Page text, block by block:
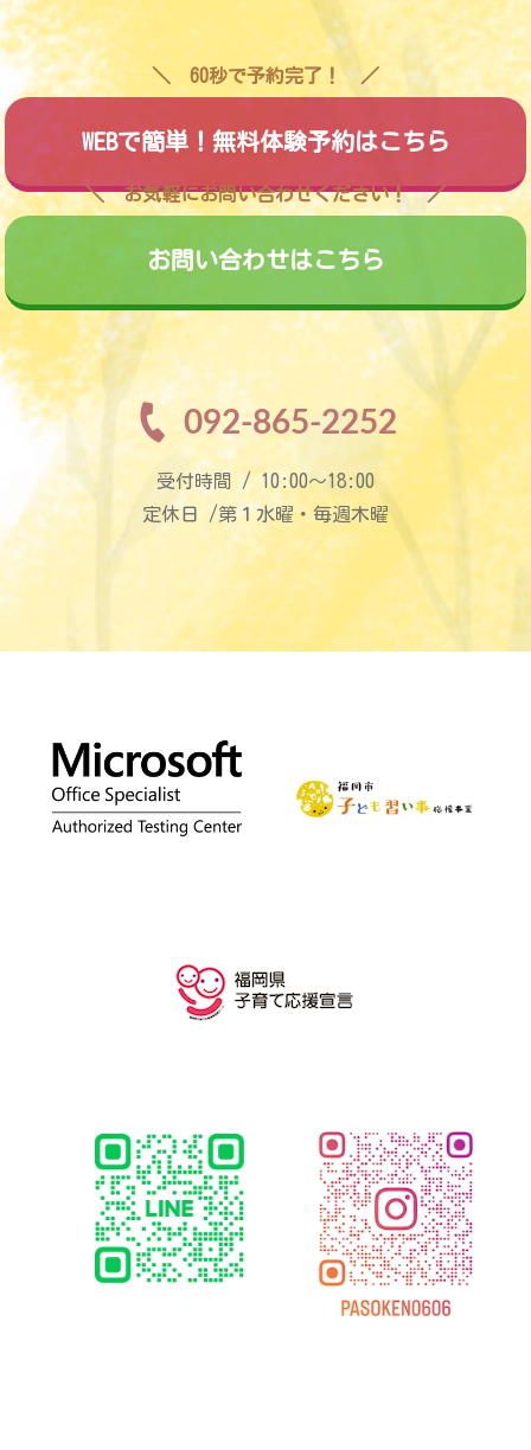
60秒で予約完了！
WEBで簡単！無料体験予約はこちら
お気軽にお問い合わせください！
お問い合わせはこちら
092-865-2252
受付時間 / 10:00〜18:00
定休日 /第１水曜・毎週木曜